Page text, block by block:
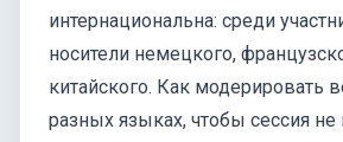
интернациональна: среди
носители немецкого,
китайского. Как модерировать
разных языках, чтобы сессия не